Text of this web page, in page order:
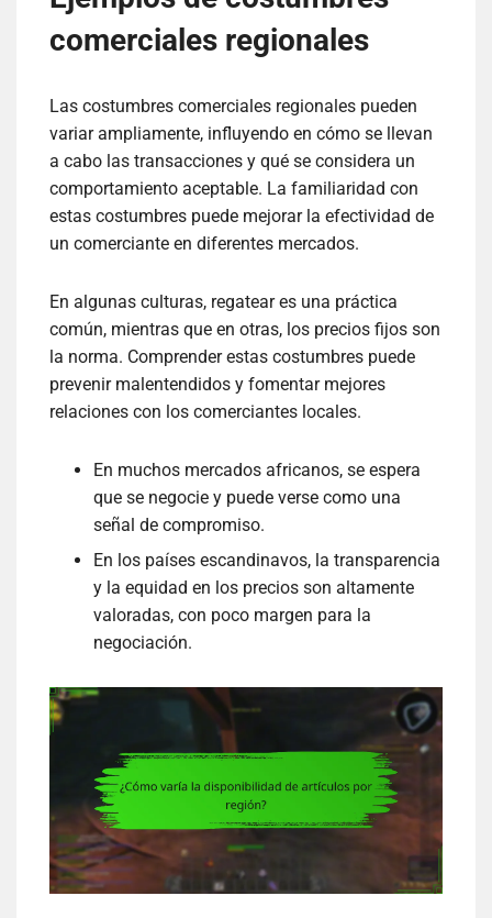
comerciales regionales
Las costumbres comerciales regionales pueden
variar ampliamente, influyendo en cómo se llevan
a cabo las transacciones y qué se considera un
comportamiento aceptable. La familiaridad con
estas costumbres puede mejorar la efectividad de
un comerciante en diferentes mercados.
En algunas culturas, regatear es una práctica
común, mientras que en otras, los precios fijos son
la norma. Comprender estas costumbres puede
prevenir malentendidos y fomentar mejores
relaciones con los comerciantes locales.
En muchos mercados africanos, se espera
que se negocie y puede verse como una
señal de compromiso.
En los países escandinavos, la transparencia
y la equidad en los precios son altamente
valoradas, con poco margen para la
negociación.